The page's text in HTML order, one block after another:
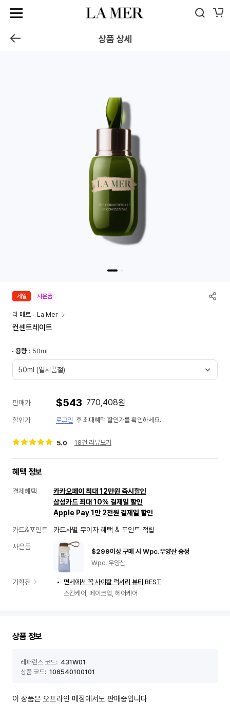
크렘 드 라 메르
아이 트리트먼트
클렌저 & 토너
워터리 로션
마스크
스페셜리스트
리틀 럭셔리
기프트
면세전용
라 메르 스토리
매장안내
전체 상품 보기
상품 상세
신
계
면
점
상
품
보
세일 사은품
라 메르 La Mer
컨센트레이트
용량 : 50ml
50ml (일시품절)
판매가 $543 770,408원
할인가 로그인 후 최대혜택 할인가를 확인하세요.
5.0 18건 리뷰보기
상품 정보 리뷰
세
면
세
점
택
혜택 정보
결제혜택
카카오페이 최대 12만원 즉시할인
삼성카드 최대 10% 결제일 할인
Apple Pay 1만 2천원 결제일 할인
카드&포인트 카드사별 무이자 혜택 & 포인트 적립
사은품
$299이상 구매 시 Wpc.우양산 증정
Wpc. 우양산
기획전
면세에서 꼭 사야할 럭셔리 뷰티 BEST
스킨케어, 메이크업, 헤어케어
계
품
상품 정보
레퍼런스 코드: 431W01
상품 코드: 106540100101
이 상품은 오프라인 매장에서도 판매중입니다